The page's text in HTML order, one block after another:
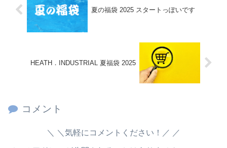
夏の福袋 2025 スタートっぽいです
HEATH．INDUSTRIAL 夏福袋 2025
コメント
＼気軽にコメントください！／